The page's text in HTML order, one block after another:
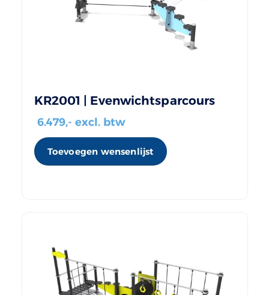
KR2001 | Evenwichtsparcours
6.479,- excl. btw
Toevoegen wensenlijst